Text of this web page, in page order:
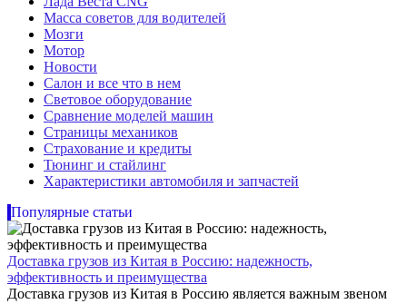
Масса советов для водителей
Мозги
Мотор
Новости
Салон и все что в нем
Световое оборудование
Сравнение моделей машин
Страницы механиков
Страхование и кредиты
Тюнинг и стайлинг
Характеристики автомобиля и запчастей
Популярные статьи
Доставка грузов из Китая в Россию: надежность,
эффективность и преимущества
Доставка грузов из Китая в Россию является важным звеном